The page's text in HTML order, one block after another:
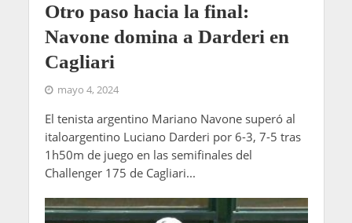
Otro paso hacia la final:
Navone domina a Darderi en
Cagliari
mayo 4, 2024
El tenista argentino Mariano Navone superó al
italoargentino Luciano Darderi por 6-3, 7-5 tras
1h50m de juego en las semifinales del
Challenger 175 de Cagliari...